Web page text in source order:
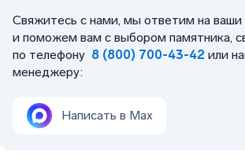
Свяжитесь с нами, мы ответим на ваши
и поможем вам с выбором памятника,
по телефону 8 (800) 700-43-42 или
менеджеру:
Написать в Max